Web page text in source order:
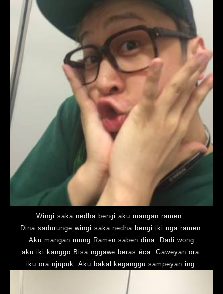
Wingi saka nedha bengi aku mangan ramen.
Dina sadurunge wingi saka nedha bengi iki uga ramen.
Aku mangan mung Ramen saben dina. Dadi wong
aku iki kanggo Bisa nggawe beras éca. Gaweyan ora
iku ora njupuk. Aku bakal keganggu sampeyan ing